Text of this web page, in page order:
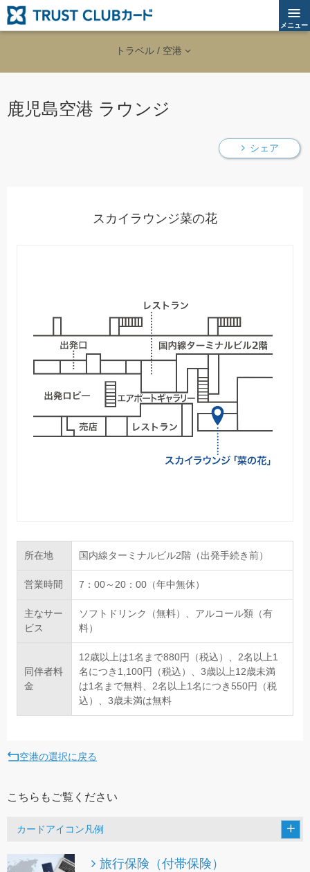
メニュー
トラベル / 空港
鹿児島空港 ラウンジ
シェア
スカイラウンジ菜の花
所在地 国内線ターミナルビル2階（出発手続き前）
営業時間 7：00～20：00（年中無休）
主なサー
ビス
ソフトドリンク（無料）、アルコール類（有
料）
同伴者料
金
12歳以上は1名まで880円（税込）、2名以上1
名につき1,100円（税込）、3歳以上12歳未満
は1名まで無料、2名以上1名につき550円（税
込）、3歳未満は無料
空港の選択に戻る
こちらもご覧ください
カードアイコン凡例
旅行保険（付帯保険）